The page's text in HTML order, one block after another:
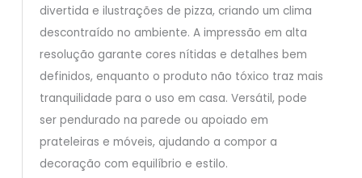
divertida e ilustrações de pizza, criando um clima
descontraído no ambiente. A impressão em alta
resolução garante cores nítidas e detalhes bem
definidos, enquanto o produto não tóxico traz mais
tranquilidade para o uso em casa. Versátil, pode
ser pendurado na parede ou apoiado em
prateleiras e móveis, ajudando a compor a
decoração com equilíbrio e estilo.